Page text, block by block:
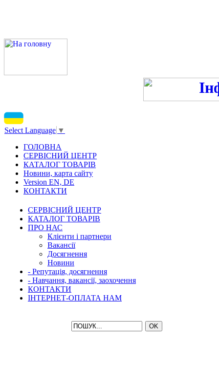
Select Language ▼
ГОЛОВНА
СЕРВІСНИЙ ЦЕНТР
КАТАЛОГ ТОВАРІВ
Новини, карта сайту
Version EN, DE
КОНТАКТИ
СЕРВІСНИЙ ЦЕНТР
КАТАЛОГ ТОВАРІВ
ПРО НАС
Клієнти і партнери
Вакансії
Досягнення
Новини
- Репутація, досягнення
- Навчання, вакансії, заохочення
КОНТАКТИ
ІНТЕРНЕТ-ОПЛАТА НАМ